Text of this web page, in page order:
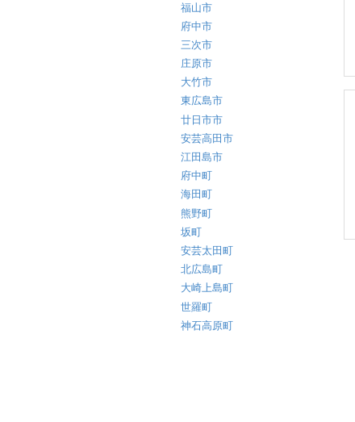
福山市
府中市
三次市
庄原市
大竹市
東広島市
廿日市市
安芸高田市
江田島市
府中町
海田町
熊野町
坂町
安芸太田町
北広島町
大崎上島町
世羅町
神石高原町